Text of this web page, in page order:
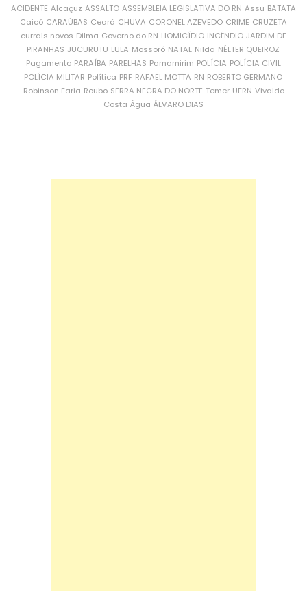
ACIDENTE Alcaçuz ASSALTO ASSEMBLEIA LEGISLATIVA DO RN Assu BATATA
Caicó CARAÚBAS Ceará CHUVA CORONEL AZEVEDO CRIME CRUZETA
currais novos Dilma Governo do RN HOMICÍDIO INCÊNDIO JARDIM DE
PIRANHAS JUCURUTU LULA Mossoró NATAL Nilda NÉLTER QUEIROZ
Pagamento PARAÍBA PARELHAS Parnamirim POLÍCIA POLÍCIA CIVIL
POLÍCIA MILITAR Política PRF RAFAEL MOTTA RN ROBERTO GERMANO
Robinson Faria Roubo SERRA NEGRA DO NORTE Temer UFRN Vivaldo
Costa Água ÁLVARO DIAS